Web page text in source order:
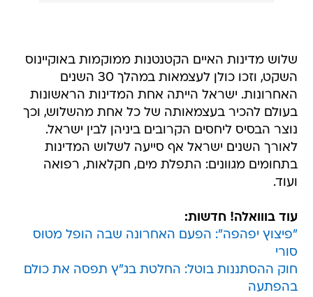
שלוש מדינות האיים הקטנטנות ממוקמות באוקיינוס
השקט, וזכו כולן לעצמאות במהלך 30 השנים
האחרונות. ישראל הייתה אחת המדינות הראשונות
בעולם להכיר בעצמאותה של כל אחת מהשלוש, וכך
נוצר הבסיס ליחסים הקרובים ביניהן לבין ישראל.
לאורך השנים ישראל אף סייעה לשלוש המדינות
בתחומים מגוונים: התפלת מים, חקלאות, רפואה
ועוד.
עוד בווואלה! חדשות:
"פיצוץ יפהפה": הפעם האחרונה שבה הופל מטוס
סורי
חוק ההסתננות בוטל: החלטת בג"ץ תפסה את כולם
בהפתעה